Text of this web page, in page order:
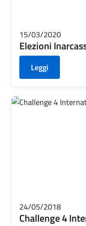
15/03/2020
Elezioni
Leggi
24/05/2018
Challenge 4